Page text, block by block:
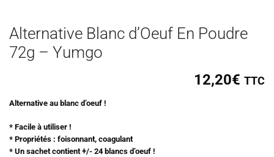
Alternative Blanc d’Oeuf En Poudre
72g – Yumgo
12,20€ TTC
Alternative au blanc d’oeuf !
* Facile à utiliser !
* Propriétés : foisonnant, coagulant
* Un sachet contient +/- 24 blancs d’oeuf !